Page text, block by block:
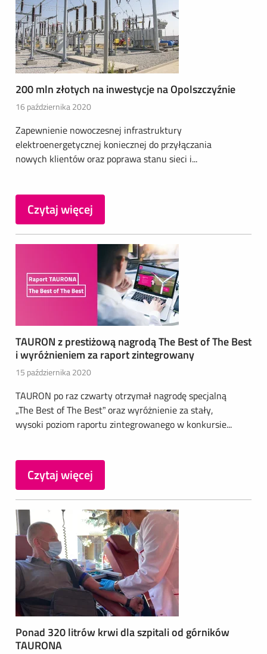
200 mln złotych na inwestycje na Opolszczyźnie
16 października 2020
Zapewnienie nowoczesnej infrastruktury
elektroenergetycznej koniecznej do przyłączania
nowych klientów oraz poprawa stanu sieci i...
Czytaj więcej
TAURON z prestiżową nagrodą The Best of The Best
i wyróżnieniem za raport zintegrowany
15 października 2020
TAURON po raz czwarty otrzymał nagrodę specjalną
„The Best of The Best” oraz wyróżnienie za stały,
wysoki poziom raportu zintegrowanego w konkursie...
Czytaj więcej
Ponad 320 litrów krwi dla szpitali od górników
TAURONA